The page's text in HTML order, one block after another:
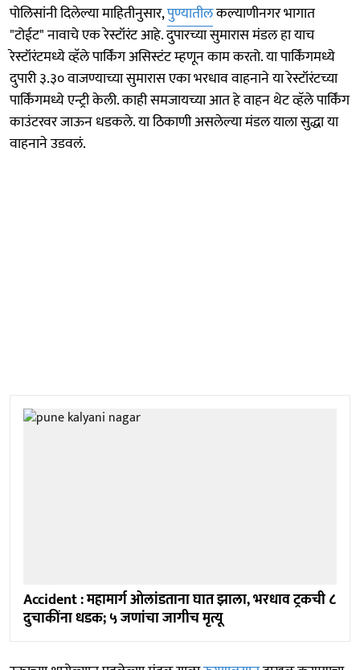
पोलिसांनी दिलेल्या माहितीनुसार,पुण्यातीलकल्याणीनगर भागात
"टोईट" नावाचे एक रेस्टॉरंट आहे. दुपारच्या सुमारास मंडल हा याच
रेस्टॉरंटमध्ये व्हॅले पार्किंग असिस्टंट म्हणून काम करतो. या पार्किंगमध्ये
दुपारी ३.३० वाजण्याच्या सुमारास एका भरधाव वाहनाने या रेस्टॉरंटच्या
पार्किंगमध्ये एन्ट्री केली. काही समजायच्या आत हे वाहन थेट व्हॅले पार्किंग
काउंटरवर जाऊन धडकले. या ठिकाणी असलेल्या मंडल याला सुद्धा या
वाहनाने उडवलं.
Accident : महामार्ग ओलांडताना घात झाला, भरधाव ट्रकची ८
दुचाकींना धडक; ५ जणांचा जागीच मृत्यू